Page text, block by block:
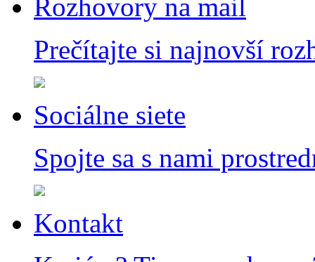
Rozhovory na mail
Prečítajte si najnovší
Sociálne siete
Spojte sa s nami
Kontakt